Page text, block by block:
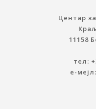
Центар
11158
тел:
е-мејл: